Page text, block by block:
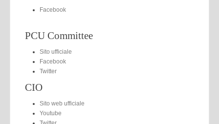
Facebook
PCU Committee
Sito ufficiale
Facebook
Twitter
CIO
Sito web ufficiale
Youtube